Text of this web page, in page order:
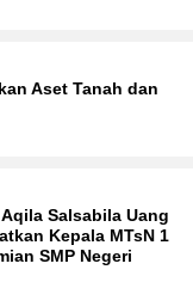
Aset Tanah dan
Salsabila Uang
Kepala MTsN 1
SMP Negeri